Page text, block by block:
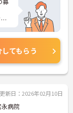
わ
てもらう
更新日：2026年02月10日
病院